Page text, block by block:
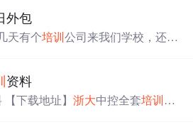
外包
天有个培训公司来我们学校，还叫
作的，据他们说，那几个人就是
这几家公司，底薪都是3000多一
资料
资料 【下载地址】浙大中控全套培训 资